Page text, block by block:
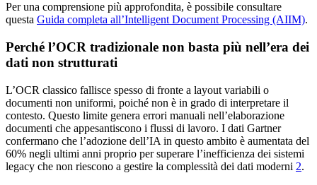
Per una comprensione più approfondita, è possibile consultare
questa Guida completa all’Intelligent Document Processing (AIIM).
Perché l’OCR tradizionale non basta più nell’era dei
dati non strutturati
L’OCR classico fallisce spesso di fronte a layout variabili o
documenti non uniformi, poiché non è in grado di interpretare il
contesto. Questo limite genera errori manuali nell’elaborazione
documenti che appesantiscono i flussi di lavoro. I dati Gartner
confermano che l’adozione dell’IA in questo ambito è aumentata del
60% negli ultimi anni proprio per superare l’inefficienza dei sistemi
legacy che non riescono a gestire la complessità dei dati moderni 2.